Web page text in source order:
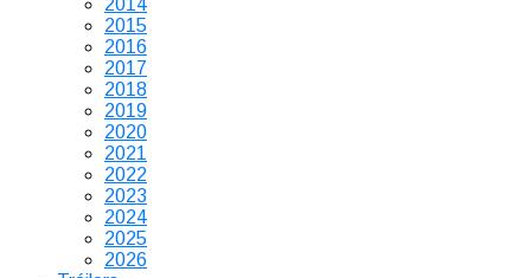
2014
2015
2016
2017
2018
2019
2020
2021
2022
2023
2024
2025
2026